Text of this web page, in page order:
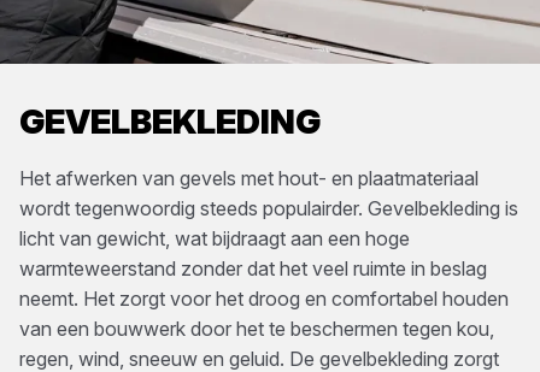
GEVELBEKLEDING
Het afwerken van gevels met hout- en plaatmateriaal
wordt tegenwoordig steeds populairder. Gevelbekleding is
licht van gewicht, wat bijdraagt aan een hoge
warmteweerstand zonder dat het veel ruimte in beslag
neemt. Het zorgt voor het droog en comfortabel houden
van een bouwwerk door het te beschermen tegen kou,
regen, wind, sneeuw en geluid. De gevelbekleding zorgt